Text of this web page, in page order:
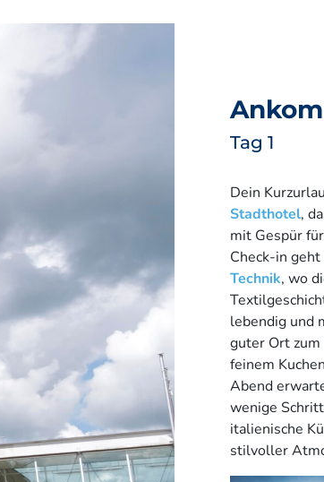
Tag 1
Dein
Stadthotel,
mit Gespür
Check-in
Technik, wo
lebendig und
guter Ort zum
feinem
Abend
wenige
italienische
stilvoller